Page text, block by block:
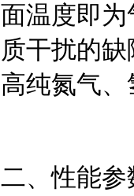
面温度即
质干扰的
高纯氮气
二、性能